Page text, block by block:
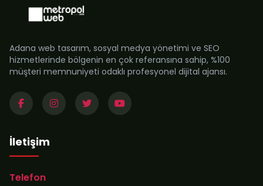
Adana web tasarım, sosyal medya yönetimi ve SEO
hizmetlerinde bölgenin en çok referansına sahip, %100
müşteri memnuniyeti odaklı profesyonel dijital ajansı.
İletişim
Telefon